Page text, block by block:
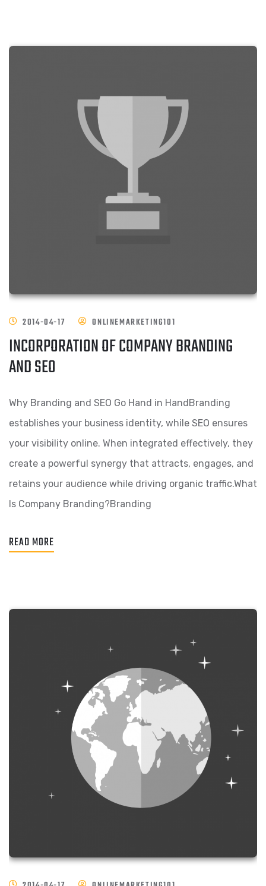
2014-04-17 ONLINEMARKETING101
INCORPORATION OF COMPANY BRANDING
AND SEO
Why Branding and SEO Go Hand in HandBranding
establishes your business identity, while SEO ensures
your visibility online. When integrated effectively, they
create a powerful synergy that attracts, engages, and
retains your audience while driving organic traffic.What
Is Company Branding?Branding
READ MORE